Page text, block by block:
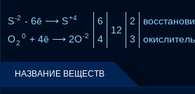
S-2 - 6ē ⟶ S+4
6
12
2
O2
0 + 4ē ⟶ 2O-2 4 3
НАЗВАНИЕ ВЕЩЕСТВ